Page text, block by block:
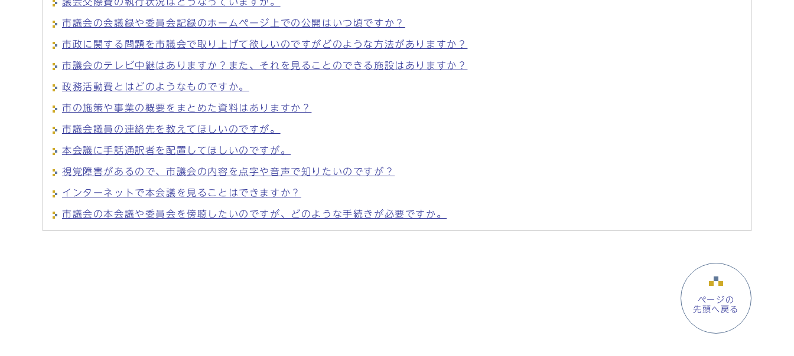
市議会の会議録や委員会記録のホームページ上での公開はいつ頃ですか？
市政に関する問題を市議会で取り上げて欲しいのですがどのような方法がありますか？
市議会のテレビ中継はありますか？また、それを見ることのできる施設はありますか？
政務活動費とはどのようなものですか。
市の施策や事業の概要をまとめた資料はありますか？
市議会議員の連絡先を教えてほしいのですが。
本会議に手話通訳者を配置してほしいのですが。
視覚障害があるので、市議会の内容を点字や音声で知りたいのですが？
インターネットで本会議を見ることはできますか？
市議会の本会議や委員会を傍聴したいのですが、どのような手続きが必要ですか。
ページの
先頭へ戻る